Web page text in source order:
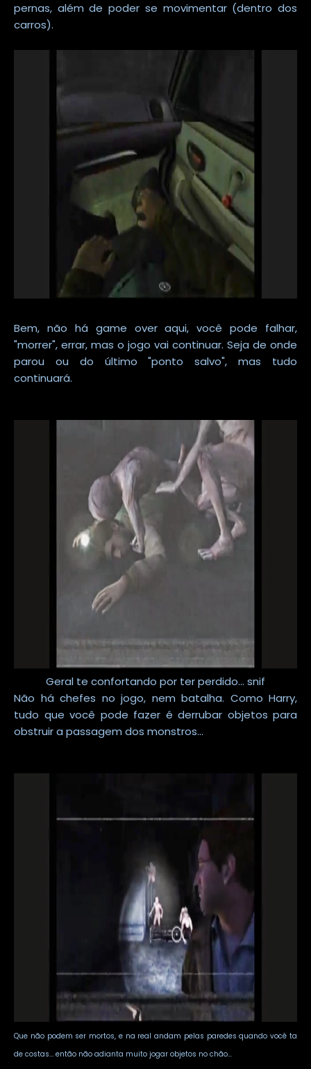
pernas, além de poder se movimentar (dentro dos
carros).
Bem, não há game over aqui, você pode falhar,
"morrer", errar, mas o jogo vai continuar. Seja de onde
parou ou do último "ponto salvo", mas tudo
continuará.
Geral te confortando por ter perdido... snif
Não há chefes no jogo, nem batalha. Como Harry,
tudo que você pode fazer é derrubar objetos para
obstruir a passagem dos monstros...
Que não podem ser mortos, e na real andam pelas paredes quando você ta
de costas... então não adianta muito jogar objetos no chão...